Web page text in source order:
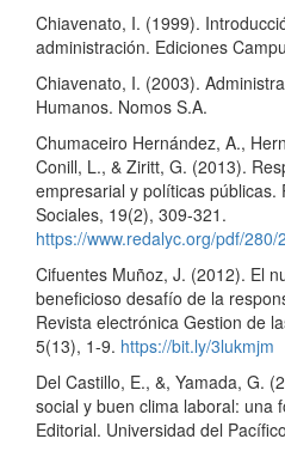
Chiavenato, I. (1999).
administración. Ediciones
Chiavenato, I. (2003).
Humanos. Nomos S.A.
Chumaceiro Hernández, A.,
Conill, L., & Ziritt, G. (2013).
empresarial y políticas públicas.
Sociales, 19(2), 309-321.
https://www.redalyc.org/pdf/
Cifuentes Muñoz, J. (2012). El
beneficioso desafío de la
Revista electrónica Gestion de
5(13), 1-9. https://bit.ly/3lukmjm
Del Castillo, E., &, Yamada, G.
social y buen clima laboral: una
Editorial. Universidad del